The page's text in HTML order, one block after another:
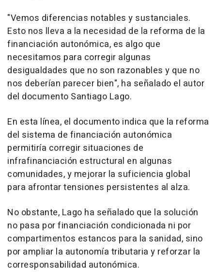
"Vemos diferencias notables y sustanciales.
Esto nos lleva a la necesidad de la reforma de la
financiación autonómica, es algo que
necesitamos para corregir algunas
desigualdades que no son razonables y que no
nos deberían parecer bien", ha señalado el autor
del documento Santiago Lago.
En esta línea, el documento indica que la reforma
del sistema de financiación autonómica
permitiría corregir situaciones de
infrafinanciación estructural en algunas
comunidades, y mejorar la suficiencia global
para afrontar tensiones persistentes al alza.
No obstante, Lago ha señalado que la solución
no pasa por financiación condicionada ni por
compartimentos estancos para la sanidad, sino
por ampliar la autonomía tributaria y reforzar la
corresponsabilidad autonómica.